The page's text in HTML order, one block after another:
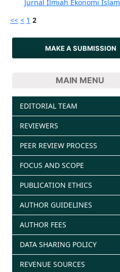
Jurnal Ilmiah Ekonomi Islam
<< < 1 2
MAKE A SUBMISSION
MAIN MENU
EDITORIAL TEAM
REVIEWERS
PEER REVIEW PROCESS
FOCUS AND SCOPE
PUBLICATION ETHICS
AUTHOR GUIDELINES
AUTHOR FEES
DATA SHARING POLICY
REVENUE SOURCES